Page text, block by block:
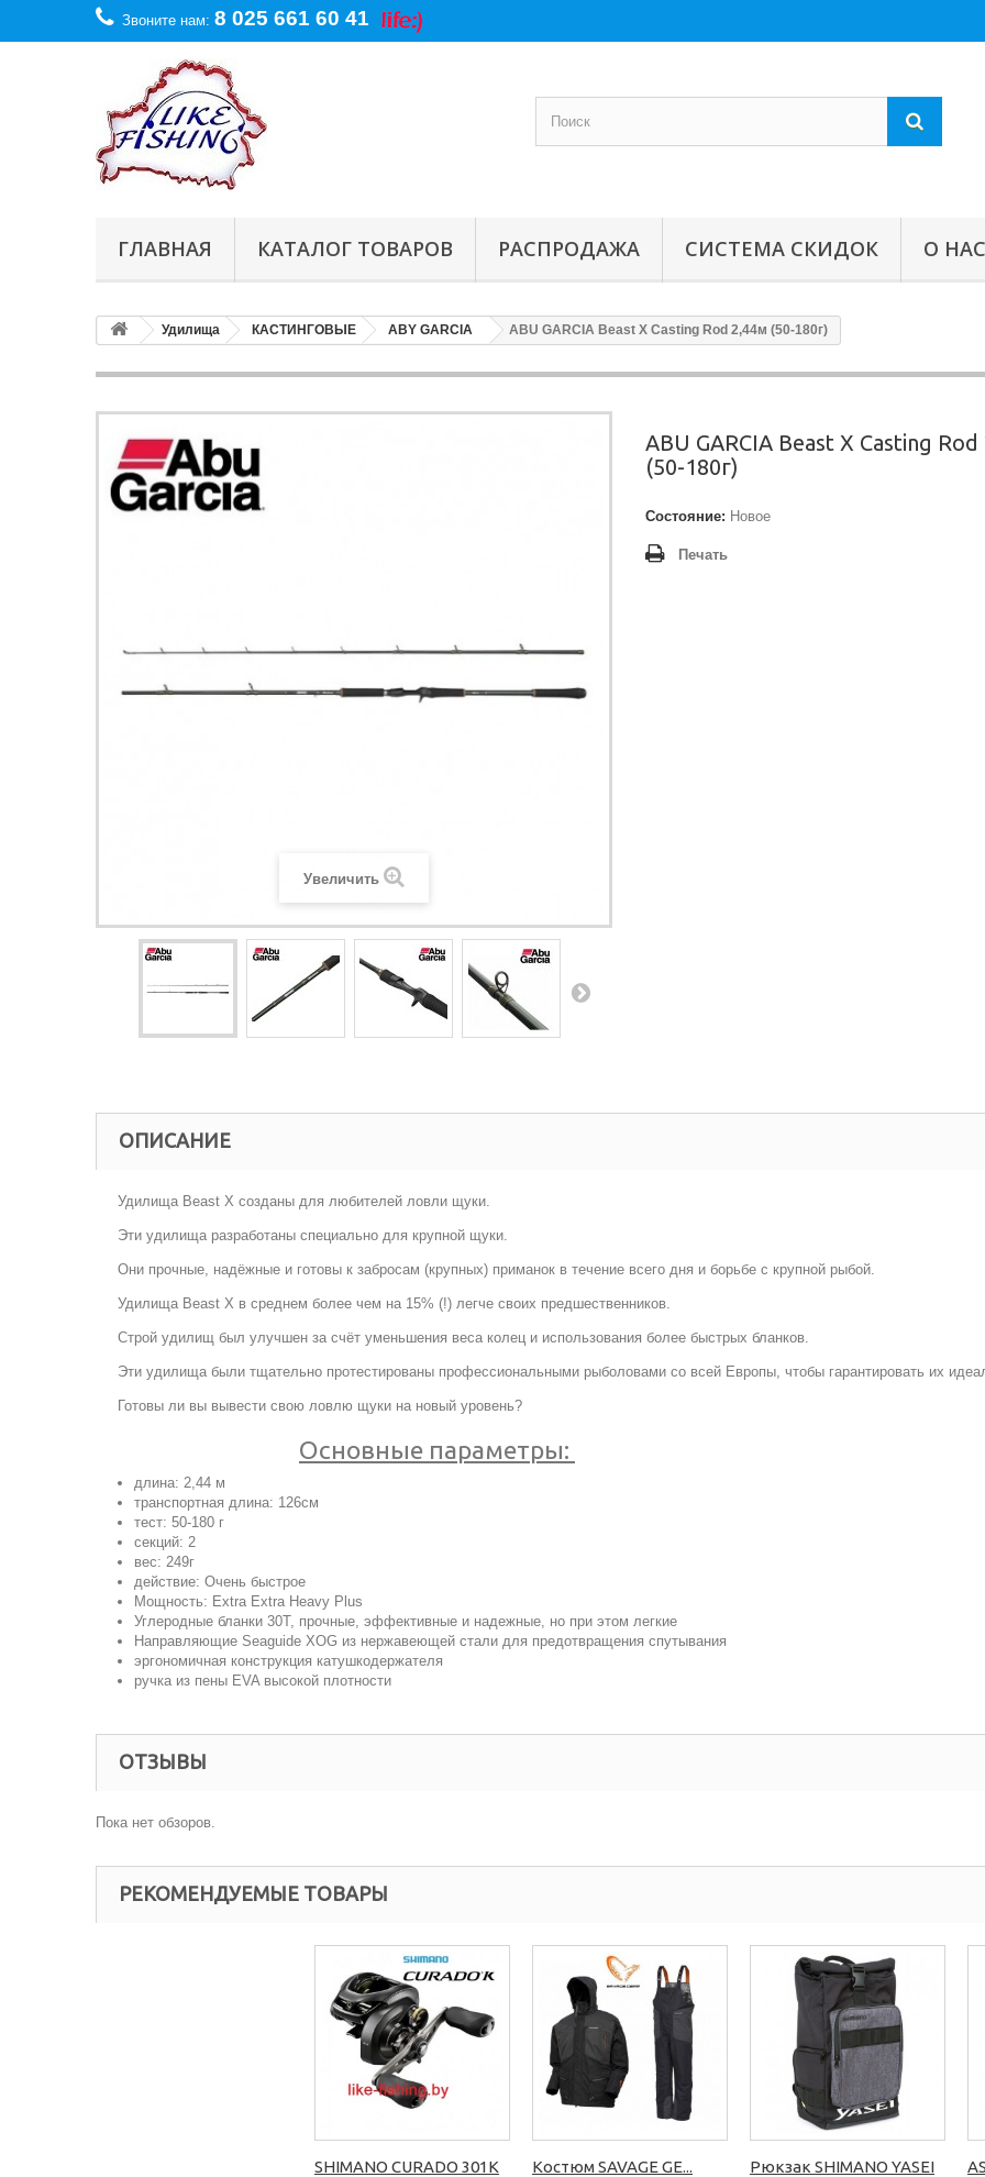
Звоните нам: 8 025 661 60 41
ГЛАВНАЯ КАТАЛОГ ТОВАРОВ РАСПРОДАЖА СИСТЕМА СКИДОК О НАС
Удилища КАСТИНГОВЫЕ ABY GARCIA ABU GARCIA Beast X Casting Rod 2,44м (50-180г)
Увеличить
ABU GARCIA Beast X Casting
(50-180г)
Состояние: Новое
Печать
ОПИСАНИЕ
Удилища Beast X созданы для любителей ловли щуки.
Эти удилища разработаны специально для крупной щуки.
Они прочные, надёжные и готовы к забросам (крупных) приманок в течение всего дня и борьбе с крупной рыбой.
Удилища Beast X в среднем более чем на 15% (!) легче своих предшественников.
Строй удилищ был улучшен за счёт уменьшения веса колец и использования более быстрых бланков.
Эти удилища были тщательно протестированы профессиональными рыболовами со всей Европы, чтобы гарантировать их
Готовы ли вы вывести свою ловлю щуки на новый уровень?
Основные параметры:
длина: 2,44 м
транспортная длина: 126см
тест: 50-180 г
секций: 2
вес: 249г
действие: Очень быстрое
Мощность: Extra Extra Heavy Plus
Углеродные бланки 30T, прочные, эффективные и надежные, но при этом легкие
Направляющие Seaguide XOG из нержавеющей стали для предотвращения спутывания
эргономичная конструкция катушкодержателя
ручка из пены EVA высокой плотности
ОТЗЫВЫ
Пока нет обзоров.
РЕКОМЕНДУЕМЫЕ ТОВАРЫ
SHIMANO CURADO 301K Костюм SAVAGE GE... Рюкзак SHIMANO YASEI